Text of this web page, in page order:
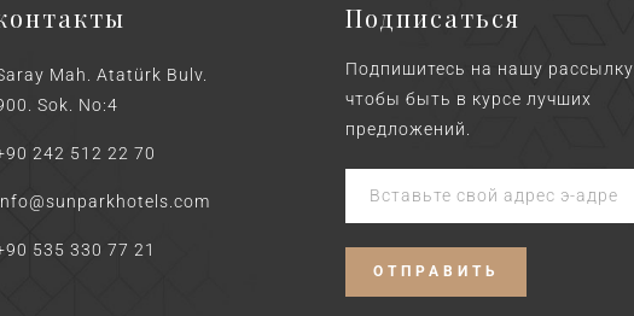
Mah. Atatürk Bulv.
Sok. No:4
242 512 22 70
535 330 77 21
Подписаться
Подпишитесь на нашу рассылку,
чтобы быть в курсе лучших
предложений.